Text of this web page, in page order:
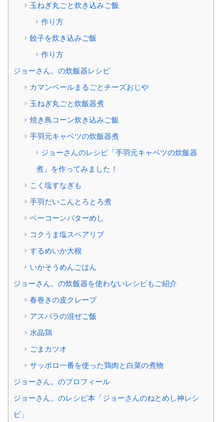
玉ねぎ丸ごと炊き込みご飯
作り方
餃子を炊き込みご飯
作り方
ジョーさん。の炊飯器レシピ
カマンベールまるごとチーズおじや
玉ねぎ丸ごと炊飯器煮
焼き鳥コーン炊き込みご飯
手羽元キャベツの炊飯器煮
ジョーさんのレシピ「手羽元キャベツの炊飯器
煮」を作ってみました！
こく塩すなぎも
手羽だいこんとろとろ煮
ベーコーンバターめし
コクうま塩スペアリブ
するめいか大根
いかそうめんごはん
ジョーさん。の炊飯器を使わないレシピもご紹介
春巻きの皮クレープ
アスパラの混ぜご飯
水晶鶏
ごまカツオ
サッポロ一番を使った鶏肉と白菜の煮物
ジョーさん。のプロフィール
ジョーさん。のレシピ本「ジョーさんのねとめし神レシ
ピ」